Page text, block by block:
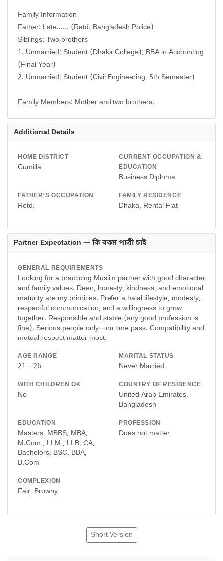
Family Information
Father: Late...... (Retd. Bangladesh Police)
Siblings: Two brothers
1. Unmarried; Student (Dhaka College); BBA in Accounting
(Final Year)
2. Unmarried; Student (Civil Engineering, 5th Semester)
Family Members: Mother and two brothers.
Additional Details
HOME DISTRICT
Cumilla
CURRENT OCCUPATION &
EDUCATION
Business Diploma
FATHER'S OCCUPATION
Retd.
FAMILY RESIDENCE
Dhaka, Rental Flat
Partner Expectation — কি রকম পাত্রী চাই
GENERAL REQUIREMENTS
Looking for a practicing Muslim partner with good character
and family values. Deen, honesty, kindness, and emotional
maturity are my priorities. Prefer a halal lifestyle, modesty,
respectful communication, and a willingness to grow
together. Responsible and stable (any good profession is
fine). Serious people only—no time pass. Compatibility and
mutual respect matter most.
AGE RANGE
21 – 26
MARITAL STATUS
Never Married
WITH CHILDREN OK
No
COUNTRY OF RESIDENCE
United Arab Emirates,
Bangladesh
EDUCATION
Masters, MBBS, MBA,
M.Com , LLM , LLB, CA,
Bachelors, BSC, BBA,
B.Com
PROFESSION
Does not matter
COMPLEXION
Fair, Browny
Short Version